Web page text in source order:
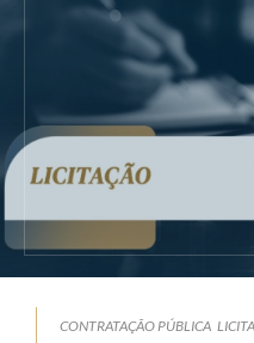
CONTRATAÇÃO PÚBLICA